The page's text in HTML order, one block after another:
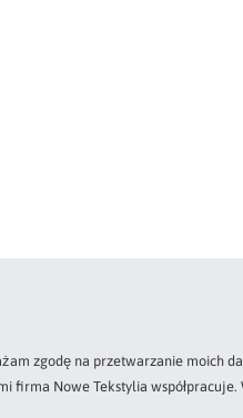
zgodę na przetwarzanie
Nowe Tekstylia